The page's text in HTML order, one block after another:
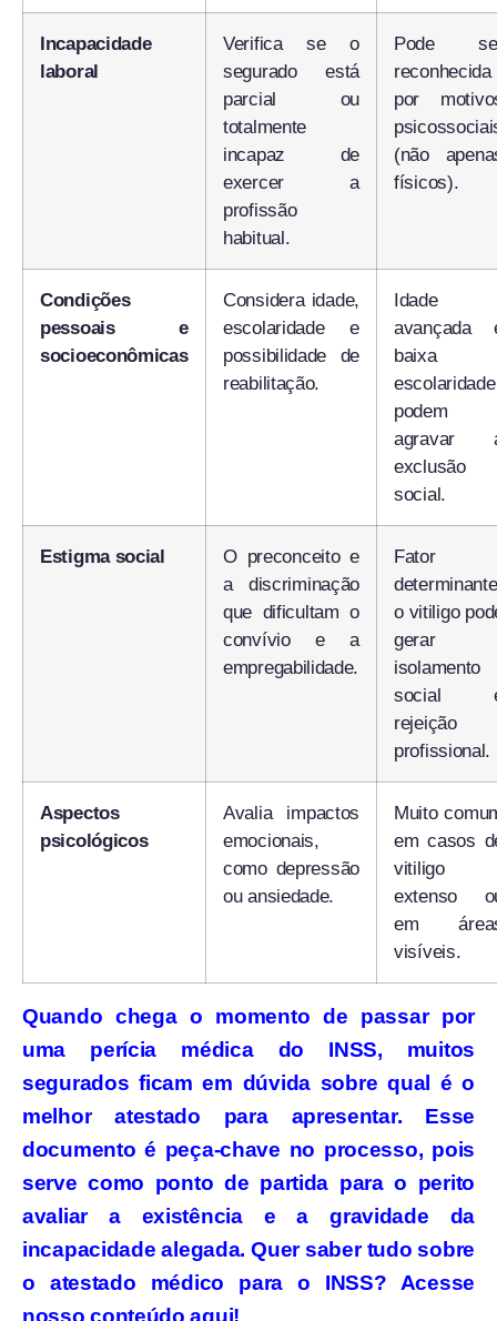
Incapacidade
laboral
Verifica se o
segurado está
parcial ou
totalmente
incapaz de
exercer a
profissão
habitual.
Pode
reconhecida
por
(não
físicos).
Condições
pessoais e
socioeconômicas
Considera idade,
escolaridade e
possibilidade de
reabilitação.
Idade
avançada
baixa
escolaridade
podem
agravar
exclusão
social.
Estigma social
O preconceito e
a discriminação
que dificultam o
convívio e a
empregabilidade.
Fator
o vitiligo
gerar
isolamento
social
rejeição
profissional.
Aspectos
psicológicos
Avalia impactos
emocionais,
como depressão
ou ansiedade.
Muito
em casos
vitiligo
extenso
em
visíveis.
Quando chega o momento de passar por
uma perícia médica do INSS, muitos
segurados ficam em dúvida sobre qual é o
melhor atestado para apresentar. Esse
documento é peça-chave no processo, pois
serve como ponto de partida para o perito
avaliar a existência e a gravidade da
incapacidade alegada. Quer saber tudo sobre
o atestado médico para o INSS? Acesse